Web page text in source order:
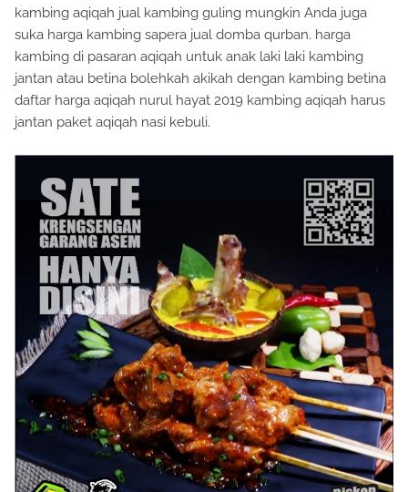
kambing aqiqah jual kambing guling mungkin Anda juga
suka harga kambing sapera jual domba qurban. harga
kambing di pasaran aqiqah untuk anak laki laki kambing
jantan atau betina bolehkah akikah dengan kambing betina
daftar harga aqiqah nurul hayat 2019 kambing aqiqah harus
jantan paket aqiqah nasi kebuli.